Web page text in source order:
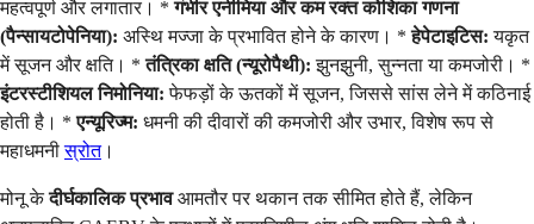
महत्वपूर्ण और लगातार। *गंभीर एनीमिया और कम रक्त कोशिका गणना
(पैन्सायटोपेनिया): अस्थि मज्जा के प्रभावित होने के कारण। *हेपेटाइटिस: यकृत
में सूजन और क्षति। *तंत्रिका क्षति (न्यूरोपैथी): झुनझुनी, सुन्नता या कमजोरी। *
इंटरस्टीशियल निमोनिया: फेफड़ों के ऊतकों में सूजन, जिससे सांस लेने में कठिनाई
होती है। *एन्यूरिज्म: धमनी की दीवारों की कमजोरी और उभार, विशेष रूप से
महाधमनीस्रोत।
मोनू केदीर्घकालिक प्रभावआमतौर पर थकान तक सीमित होते हैं, लेकिन